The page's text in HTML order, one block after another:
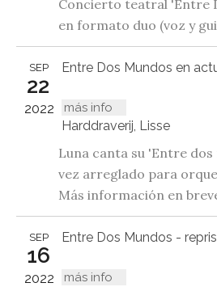
Concierto teatral 'Entre
en formato duo (voz y
Entre Dos Mundos en
más info
SEP
22
2022
Harddraverij, Lisse
Luna canta su 'Entre dos
vez arreglado para
Más información en
Entre Dos Mundos -
más info
SEP
16
2022